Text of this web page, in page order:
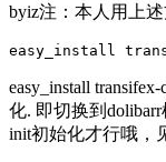
byiz注：本人用上
easy_install
化. 即切换到
init初始化才行哦，